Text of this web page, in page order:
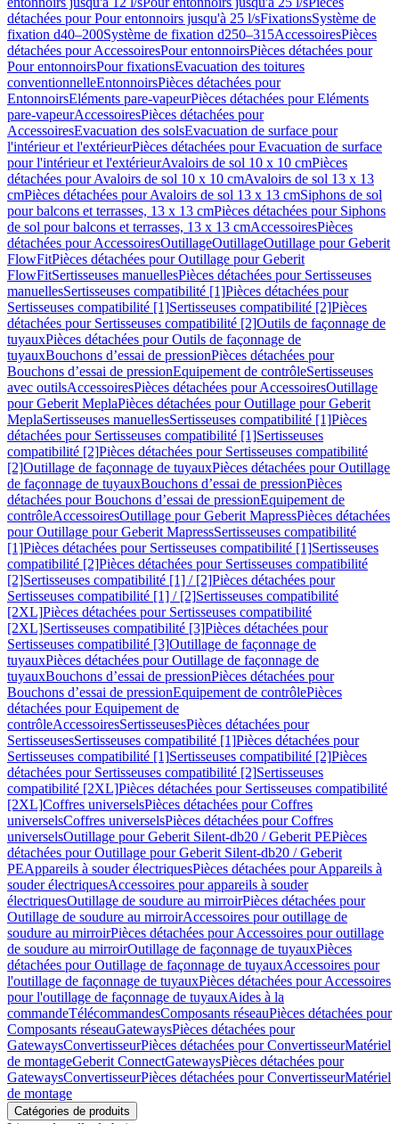
détachées pour Pour entonnoirs jusqu'à 25 l/sFixationsSystème de
fixation d40–200Système de fixation d250–315AccessoiresPièces
détachées pour AccessoiresPour entonnoirsPièces détachées pour
Pour entonnoirsPour fixationsEvacuation des toitures
conventionnelleEntonnoirsPièces détachées pour
EntonnoirsEléments pare-vapeurPièces détachées pour Eléments
pare-vapeurAccessoiresPièces détachées pour
AccessoiresEvacuation des solsEvacuation de surface pour
l'intérieur et l'extérieurPièces détachées pour Evacuation de surface
pour l'intérieur et l'extérieurAvaloirs de sol 10 x 10 cmPièces
détachées pour Avaloirs de sol 10 x 10 cmAvaloirs de sol 13 x 13
cmPièces détachées pour Avaloirs de sol 13 x 13 cmSiphons de sol
pour balcons et terrasses, 13 x 13 cmPièces détachées pour Siphons
de sol pour balcons et terrasses, 13 x 13 cmAccessoiresPièces
détachées pour AccessoiresOutillageOutillageOutillage pour Geberit
FlowFitPièces détachées pour Outillage pour Geberit
FlowFitSertisseuses manuellesPièces détachées pour Sertisseuses
manuellesSertisseuses compatibilité [1]Pièces détachées pour
Sertisseuses compatibilité [1]Sertisseuses compatibilité [2]Pièces
détachées pour Sertisseuses compatibilité [2]Outils de façonnage de
tuyauxPièces détachées pour Outils de façonnage de
tuyauxBouchons d’essai de pressionPièces détachées pour
Bouchons d’essai de pressionEquipement de contrôleSertisseuses
avec outilsAccessoiresPièces détachées pour AccessoiresOutillage
pour Geberit MeplaPièces détachées pour Outillage pour Geberit
MeplaSertisseuses manuellesSertisseuses compatibilité [1]Pièces
détachées pour Sertisseuses compatibilité [1]Sertisseuses
compatibilité [2]Pièces détachées pour Sertisseuses compatibilité
[2]Outillage de façonnage de tuyauxPièces détachées pour Outillage
de façonnage de tuyauxBouchons d’essai de pressionPièces
détachées pour Bouchons d’essai de pressionEquipement de
contrôleAccessoiresOutillage pour Geberit MapressPièces détachées
pour Outillage pour Geberit MapressSertisseuses compatibilité
[1]Pièces détachées pour Sertisseuses compatibilité [1]Sertisseuses
compatibilité [2]Pièces détachées pour Sertisseuses compatibilité
[2]Sertisseuses compatibilité [1] / [2]Pièces détachées pour
Sertisseuses compatibilité [1] / [2]Sertisseuses compatibilité
[2XL]Pièces détachées pour Sertisseuses compatibilité
[2XL]Sertisseuses compatibilité [3]Pièces détachées pour
Sertisseuses compatibilité [3]Outillage de façonnage de
tuyauxPièces détachées pour Outillage de façonnage de
tuyauxBouchons d’essai de pressionPièces détachées pour
Bouchons d’essai de pressionEquipement de contrôlePièces
détachées pour Equipement de
contrôleAccessoiresSertisseusesPièces détachées pour
SertisseusesSertisseuses compatibilité [1]Pièces détachées pour
Sertisseuses compatibilité [1]Sertisseuses compatibilité [2]Pièces
détachées pour Sertisseuses compatibilité [2]Sertisseuses
compatibilité [2XL]Pièces détachées pour Sertisseuses compatibilité
[2XL]Coffres universelsPièces détachées pour Coffres
universelsCoffres universelsPièces détachées pour Coffres
universelsOutillage pour Geberit Silent-db20 / Geberit PEPièces
détachées pour Outillage pour Geberit Silent-db20 / Geberit
PEAppareils à souder électriquesPièces détachées pour Appareils à
souder électriquesAccessoires pour appareils à souder
électriquesOutillage de soudure au mirroirPièces détachées pour
Outillage de soudure au mirroirAccessoires pour outillage de
soudure au mirroirPièces détachées pour Accessoires pour outillage
de soudure au mirroirOutillage de façonnage de tuyauxPièces
détachées pour Outillage de façonnage de tuyauxAccessoires pour
l'outillage de façonnage de tuyauxPièces détachées pour Accessoires
pour l'outillage de façonnage de tuyauxAides à la
commandeTélécommandesComposants réseauPièces détachées pour
Composants réseauGatewaysPièces détachées pour
GatewaysConvertisseurPièces détachées pour ConvertisseurMatériel
de montageGeberit ConnectGatewaysPièces détachées pour
GatewaysConvertisseurPièces détachées pour ConvertisseurMatériel
de montage
Catégories de produits